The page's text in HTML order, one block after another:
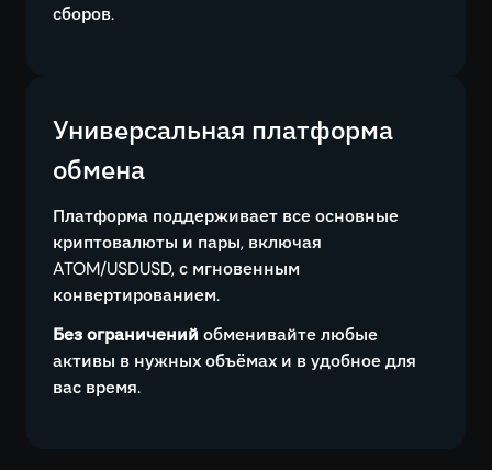
сборов.
Универсальная платформа
обмена
Платформа поддерживает все основные
криптовалюты и пары, включая
ATOM/USDUSD, с мгновенным
конвертированием.
Без ограничений обменивайте любые
активы в нужных объёмах и в удобное для
вас время.